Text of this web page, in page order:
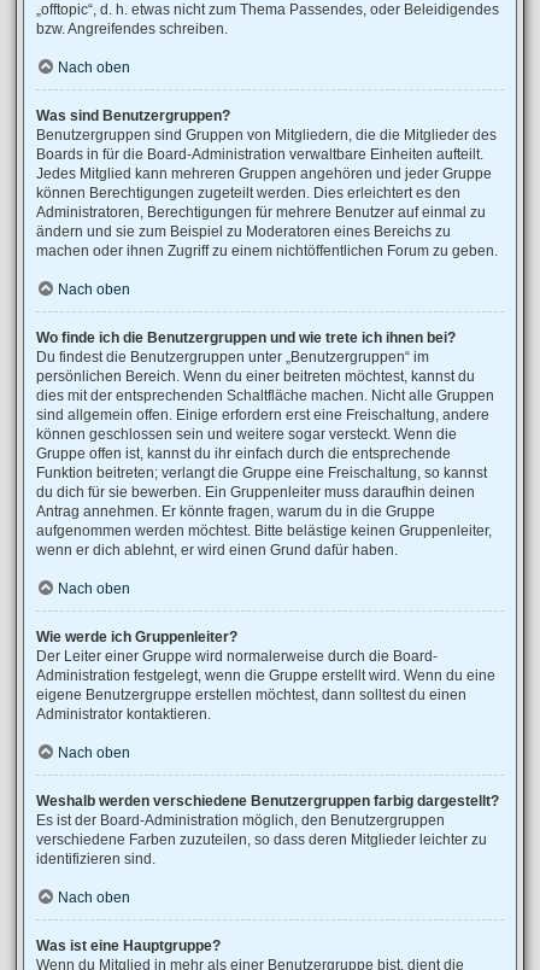
„offtopic“, d. h. etwas nicht zum Thema Passendes, oder Beleidigendes
bzw. Angreifendes schreiben.
Nach oben
Was sind Benutzergruppen?
Benutzergruppen sind Gruppen von Mitgliedern, die die Mitglieder des
Boards in für die Board-Administration verwaltbare Einheiten aufteilt.
Jedes Mitglied kann mehreren Gruppen angehören und jeder Gruppe
können Berechtigungen zugeteilt werden. Dies erleichtert es den
Administratoren, Berechtigungen für mehrere Benutzer auf einmal zu
ändern und sie zum Beispiel zu Moderatoren eines Bereichs zu
machen oder ihnen Zugriff zu einem nichtöffentlichen Forum zu geben.
Nach oben
Wo finde ich die Benutzergruppen und wie trete ich ihnen bei?
Du findest die Benutzergruppen unter „Benutzergruppen“ im
persönlichen Bereich. Wenn du einer beitreten möchtest, kannst du
dies mit der entsprechenden Schaltfläche machen. Nicht alle Gruppen
sind allgemein offen. Einige erfordern erst eine Freischaltung, andere
können geschlossen sein und weitere sogar versteckt. Wenn die
Gruppe offen ist, kannst du ihr einfach durch die entsprechende
Funktion beitreten; verlangt die Gruppe eine Freischaltung, so kannst
du dich für sie bewerben. Ein Gruppenleiter muss daraufhin deinen
Antrag annehmen. Er könnte fragen, warum du in die Gruppe
aufgenommen werden möchtest. Bitte belästige keinen Gruppenleiter,
wenn er dich ablehnt, er wird einen Grund dafür haben.
Nach oben
Wie werde ich Gruppenleiter?
Der Leiter einer Gruppe wird normalerweise durch die Board-
Administration festgelegt, wenn die Gruppe erstellt wird. Wenn du eine
eigene Benutzergruppe erstellen möchtest, dann solltest du einen
Administrator kontaktieren.
Nach oben
Weshalb werden verschiedene Benutzergruppen farbig dargestellt?
Es ist der Board-Administration möglich, den Benutzergruppen
verschiedene Farben zuzuteilen, so dass deren Mitglieder leichter zu
identifizieren sind.
Nach oben
Was ist eine Hauptgruppe?
Wenn du Mitglied in mehr als einer Benutzergruppe bist, dient die